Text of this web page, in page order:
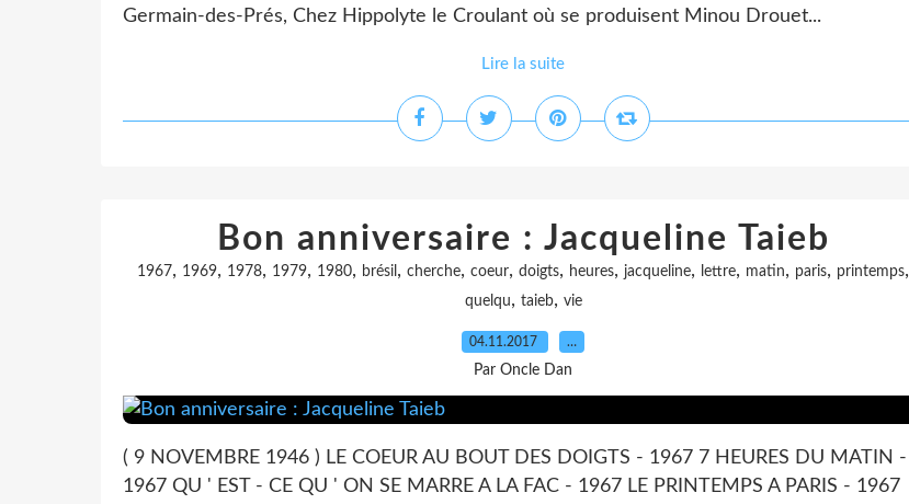
Germain-des-Prés, Chez Hippolyte le Croulant où se produisent Minou Drouet...
Lire la suite
Bon anniversaire : Jacqueline Taieb
1967, 1969, 1978, 1979, 1980, brésil , cherche, coeur, doigts, heures, jacqueline, lettre, matin, paris, printemps,
quelqu, taieb, vie
04.11.2017 …
Par Oncle Dan
( 9 NOVEMBRE 1946 ) LE COEUR AU BOUT DES DOIGTS - 1967 7 HEURES DU MATIN -
1967 QU ' EST - CE QU ' ON SE MARRE A LA FAC - 1967 LE PRINTEMPS A PARIS - 1967